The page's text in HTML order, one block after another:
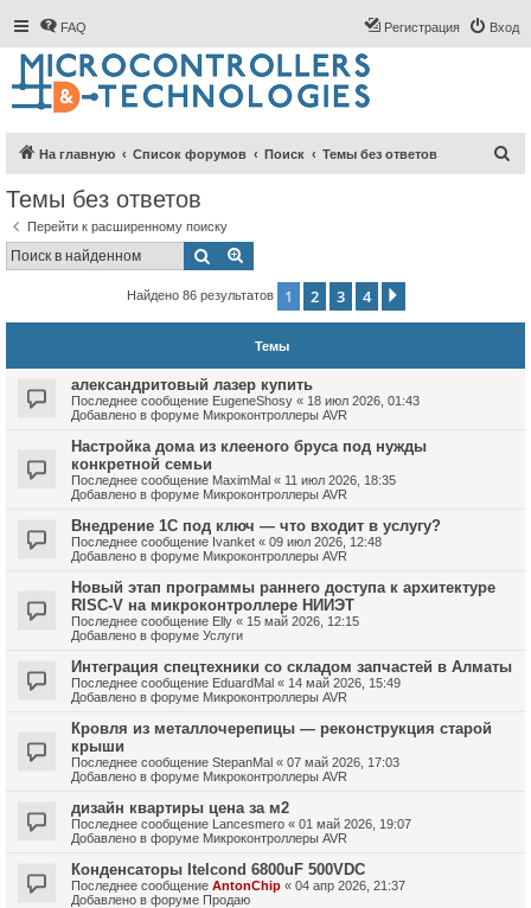
FAQ Вход
Регистрация
На главную Список форумов Поиск Темы без ответов
Темы без ответов
Перейти к расширенному поиску
Поиск
Найдено 86 результатов 1 2 3 4
Темы
александритовый лазер купить
Последнее сообщение EugeneShosy « 18 июл 2026, 01:43
Добавлено в форуме Микроконтроллеры AVR
Настройка дома из клееного бруса под нужды
конкретной семьи
Последнее сообщение MaximMal « 11 июл 2026, 18:35
Добавлено в форуме Микроконтроллеры AVR
Внедрение 1С под ключ — что входит в услугу?
Последнее сообщение Ivanket « 09 июл 2026, 12:48
Добавлено в форуме Микроконтроллеры AVR
Новый этап программы раннего доступа к архитектуре
RISC-V на микроконтроллере НИИЭТ
Последнее сообщение Elly « 15 май 2026, 12:15
Добавлено в форуме Услуги
Интеграция спецтехники со складом запчастей в Алматы
Последнее сообщение EduardMal « 14 май 2026, 15:49
Добавлено в форуме Микроконтроллеры AVR
Кровля из металлочерепицы — реконструкция старой
крыши
Последнее сообщение StepanMal « 07 май 2026, 17:03
Добавлено в форуме Микроконтроллеры AVR
дизайн квартиры цена за м2
Последнее сообщение Lancesmero « 01 май 2026, 19:07
Добавлено в форуме Микроконтроллеры AVR
Конденсаторы Itelcond 6800uF 500VDC
Последнее сообщение AntonChip « 04 апр 2026, 21:37
Добавлено в форуме Продаю